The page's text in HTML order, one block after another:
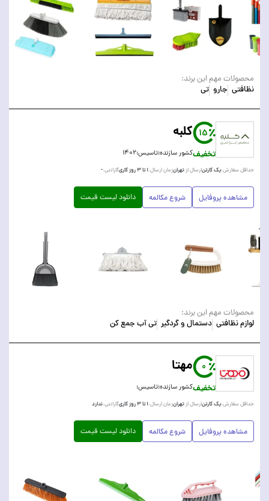
محصولات مهم این برند:
نظافتی جارو تی
15
تخفیف
کلبه
کشور سازنده:تاسیس:۱۴۰۲
حداقل سفارش:یک کارتنارسال از:تهرانزمان ارسال:۱ تا ۳ روز کاری گارانتی:-
مشاهده پروفایل شروع مکالمه دانلود لیست قیمت
محصولات مهم این برند:
لوازم نظافتی دستمال و گردگیر تی آب جمع کن
0
تخفیف
مهتا
کشور سازنده:تاسیس:
حداقل سفارش:یک کارتنارسال از:تهرانزمان ارسال:۱ تا ۳ روز کاری گارانتی:ندارد
مشاهده پروفایل شروع مکالمه دانلود لیست قیمت